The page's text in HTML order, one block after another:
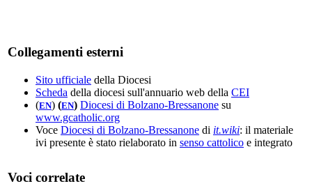
Collegamenti esterni
Sito ufficiale della Diocesi
Scheda della diocesi sull'annuario web della CEI
(EN) (EN) Diocesi di Bolzano-Bressanone su
www.gcatholic.org
Voce Diocesi di Bolzano-Bressanone di it.wiki: il materiale
ivi presente è stato rielaborato in senso cattolico e integrato
Voci correlate